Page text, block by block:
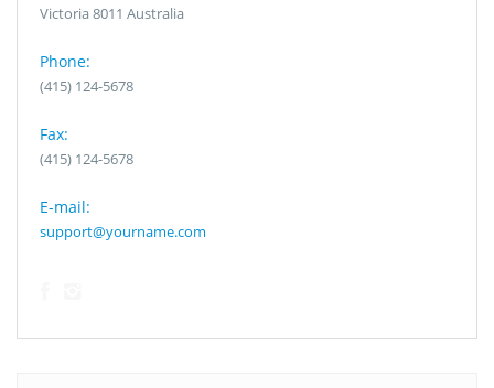
Victoria 8011 Australia
Phone:
(415) 124-5678
Fax:
(415) 124-5678
E-mail:
support@yourname.com